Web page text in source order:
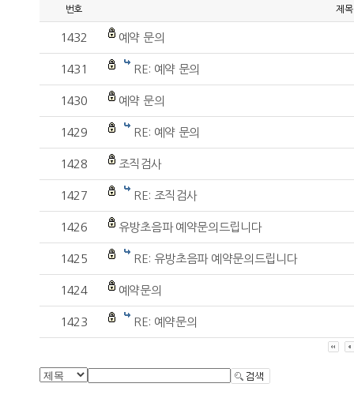
번호 제목
1432 예약 문의
1431 RE: 예약 문의
1430 예약 문의
1429 RE: 예약 문의
1428 조직검사
1427 RE: 조직검사
1426 유방초음파 예약문의드립니다
1425 RE: 유방초음파 예약문의드립니다
1424 예약문의
1423 RE: 예약문의